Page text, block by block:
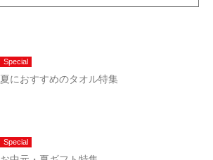
Special
夏におすすめのタオル特集
Special